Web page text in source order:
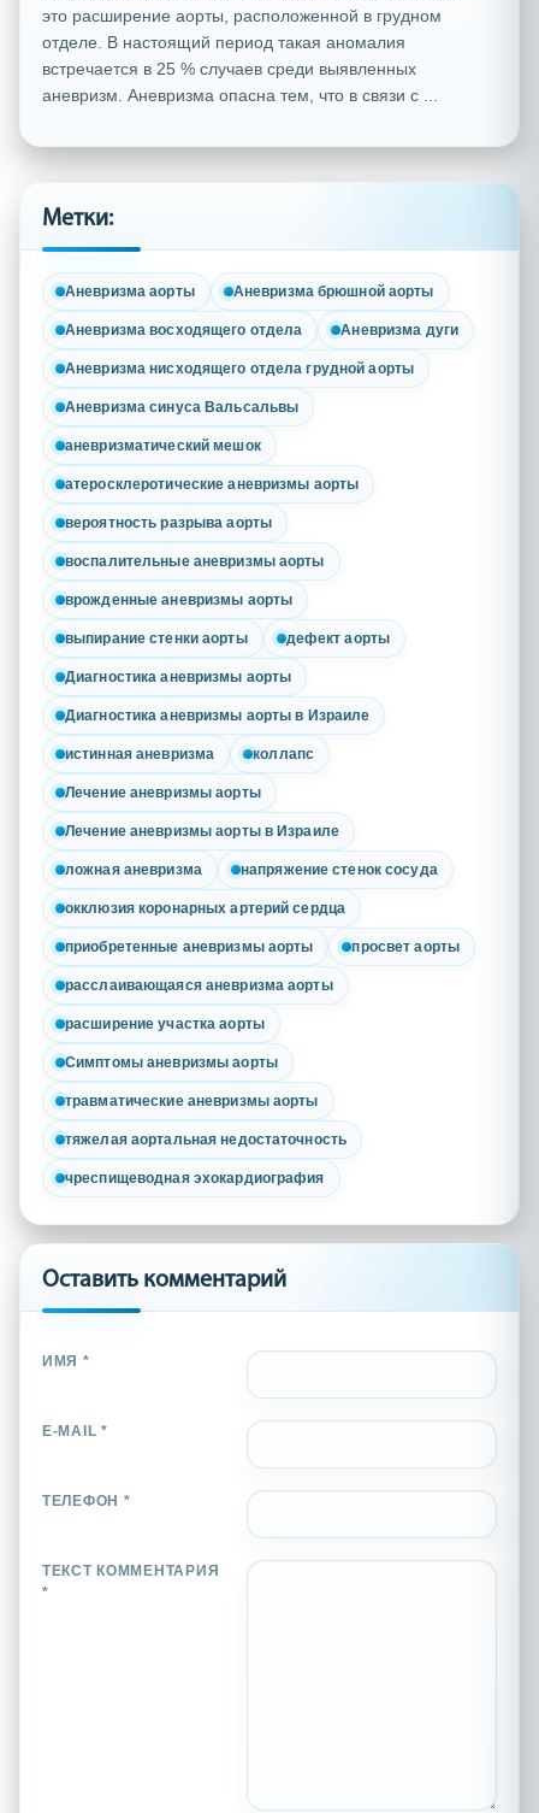
это расширение аорты, расположенной в грудном
отделе. В настоящий период такая аномалия
встречается в 25 % случаев среди выявленных
аневризм. Аневризма опасна тем, что в связи с ...
Метки:
Аневризма аорты Аневризма брюшной аорты
Аневризма восходящего отдела Аневризма дуги
Аневризма нисходящего отдела грудной аорты
Аневризма синуса Вальсальвы
аневризматический мешок
атеросклеротические аневризмы аорты
вероятность разрыва аорты
воспалительные аневризмы аорты
врожденные аневризмы аорты
выпирание стенки аорты дефект аорты
Диагностика аневризмы аорты
Диагностика аневризмы аорты в Израиле
истинная аневризма коллапс
Лечение аневризмы аорты
Лечение аневризмы аорты в Израиле
ложная аневризма напряжение стенок сосуда
окклюзия коронарных артерий сердца
приобретенные аневризмы аорты просвет аорты
расслаивающаяся аневризма аорты
расширение участка аорты
Симптомы аневризмы аорты
травматические аневризмы аорты
тяжелая аортальная недостаточность
чреспищеводная эхокардиография
Оставить комментарий
ИМЯ *
E-MAIL *
ТЕЛЕФОН *
ТЕКСТ КОММЕНТАРИЯ
*